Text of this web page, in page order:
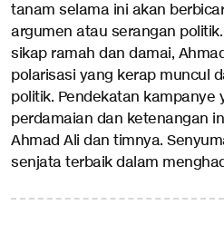
tanam selama ini akan
argumen atau serangan
sikap ramah dan damai,
polarisasi yang kerap muncul
politik. Pendekatan kampanye
perdamaian dan ketenangan
Ahmad Ali dan timnya.
senjata terbaik dalam